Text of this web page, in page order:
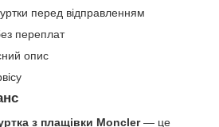
перед відправленням
переплат
опис
з плащівки Moncler— це